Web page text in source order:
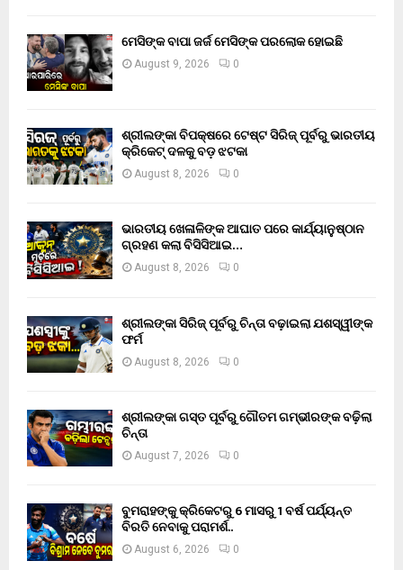
ମେସିଙ୍କ ବାପା ଜର୍ଜ ମେସିଙ୍କ ପରଲୋକ ହୋଇଛି
August 9, 2026 0
ଶ୍ରୀଲଙ୍କା ବିପକ୍ଷରେ ଟେଷ୍ଟ ସିରିଜ୍ ପୂର୍ବରୁ ଭାରତୀୟ
କ୍ରିକେଟ୍ ଦଳକୁ ବଡ଼ ଝଟକା
August 8, 2026 0
ଭାରତୀୟ ଖେଳାଳିଙ୍କ ଆଘାତ ପରେ କାର୍ଯ୍ୟାନୁଷ୍ଠାନ
ଗ୍ରହଣ କଲା ବିସିସିଆଇ…
August 8, 2026 0
ଶ୍ରୀଲଙ୍କା ସିରିଜ୍ ପୂର୍ବରୁ ଚିନ୍ତା ବଢ଼ାଇଲା ଯଶସ୍ୱୀଙ୍କ
ଫର୍ମ
August 8, 2026 0
ଶ୍ରୀଲଙ୍କା ଗସ୍ତ ପୂର୍ବରୁ ଗୌତମ ଗମ୍ଭୀରଙ୍କ ବଢ଼ିଲା
ଚିନ୍ତା
August 7, 2026 0
ବୁମରାହଙ୍କୁ କ୍ରିକେଟରୁ 6 ମାସରୁ 1 ବର୍ଷ ପର୍ଯ୍ୟନ୍ତ
ବିରତି ନେବାକୁ ପରାମର୍ଶ..
August 6, 2026 0